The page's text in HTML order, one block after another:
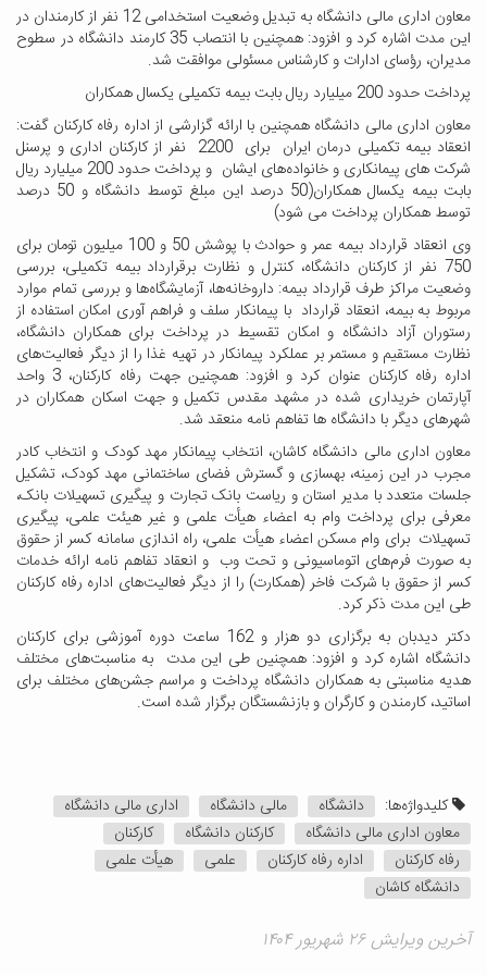
معاون اداری مالی دانشگاه به تبدیل وضعیت استخدامی 12 نفر از کارمندان در
این مدت اشاره کرد و افزود: همچنین با انتصاب 35 کارمند دانشگاه در سطوح
مدیران، رؤسای ادارات و کارشناس مسئولی موافقت شد.
پرداخت حدود 200 میلیارد ریال بابت بیمه تکمیلی یکسال همکاران
معاون اداری مالی دانشگاه همچنین با ارائه گزارشی از اداره رفاه کارکنان گفت:
انعقاد بیمه تکمیلی درمان ایران برای 2200 نفر از کارکنان اداری و پرسنل
شرکت های پیمانکاری و خانواده‌های ایشان و پرداخت حدود 200 میلیارد ریال
بابت بیمه یکسال همکاران(50 درصد این مبلغ توسط دانشگاه و 50 درصد
توسط همکاران پرداخت می شود)
وی انعقاد قرارداد بیمه عمر و حوادث با پوشش 50 و 100 میلیون تومان برای
750 نفر از کارکنان دانشگاه، کنترل و نظارت برقرارداد بیمه تکمیلی، بررسی
وضعیت مراکز طرف قرارداد بیمه: داروخانه‌ها، آزمایشگاه‌ها و بررسی تمام موارد
مربوط به بیمه، انعقاد قرارداد با پیمانکار سلف و فراهم آوری امکان استفاده از
رستوران آزاد دانشگاه و امکان تقسیط در پرداخت برای همکاران دانشگاه،
نظارت مستقیم و مستمر بر عملکرد پیمانکار در تهیه غذا را از دیگر فعالیت‌های
اداره رفاه کارکنان عنوان کرد و افزود: همچنین جهت رفاه کارکنان، 3 واحد
آپارتمان خریداری شده در مشهد مقدس تکمیل و جهت اسکان همکاران در
شهرهای دیگر با دانشگاه ها تفاهم نامه منعقد شد.
معاون اداری مالی دانشگاه کاشان، انتخاب پیمانکار مهد کودک و انتخاب کادر
مجرب در این زمینه، بهسازی و گسترش فضای ساختمانی مهد کودک، تشکیل
جلسات متعدد با مدیر استان و ریاست بانک تجارت و پیگیری تسهیلات بانک،
معرفی برای پرداخت وام به اعضاء هیأت علمی و غیر هیئت علمی، پیگیری
تسهیلات برای وام مسکن اعضاء هیأت علمی، راه اندازی سامانه کسر از حقوق
به صورت فرم‌های اتوماسیونی و تحت وب و انعقاد تفاهم نامه ارائه خدمات
کسر از حقوق با شرکت فاخر (همکارت) را از دیگر فعالیت‌های اداره رفاه کارکنان
طی این مدت ذکر کرد.
دکتر دیدبان به برگزاری دو هزار و 162 ساعت دوره آموزشی برای کارکنان
دانشگاه اشاره کرد و افزود: همچنین طی این مدت به مناسبت‌های مختلف
هدیه مناسبتی به همکاران دانشگاه پرداخت و مراسم جشن‌های مختلف برای
اساتید، کارمندن و کارگران و بازنشستگان برگزار شده است.
کلیدواژه‌ها: دانشگاه مالی دانشگاه
اداری مالی دانشگاه
معاون اداری مالی دانشگاه
کارکنان دانشگاه
کارکنان
رفاه کارکنان
اداره رفاه کارکنان علمی
هیأت علمی
دانشگاه کاشان
آخرین ویرایش ۲۶ شهریور ۱۴۰۴